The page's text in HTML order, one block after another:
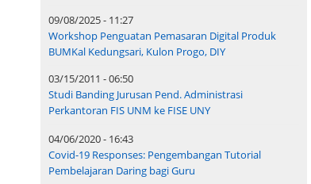
09/08/2025 - 11:27
Workshop Penguatan Pemasaran Digital Produk
BUMKal Kedungsari, Kulon Progo, DIY
03/15/2011 - 06:50
Studi Banding Jurusan Pend. Administrasi
Perkantoran FIS UNM ke FISE UNY
04/06/2020 - 16:43
Covid-19 Responses: Pengembangan Tutorial
Pembelajaran Daring bagi Guru